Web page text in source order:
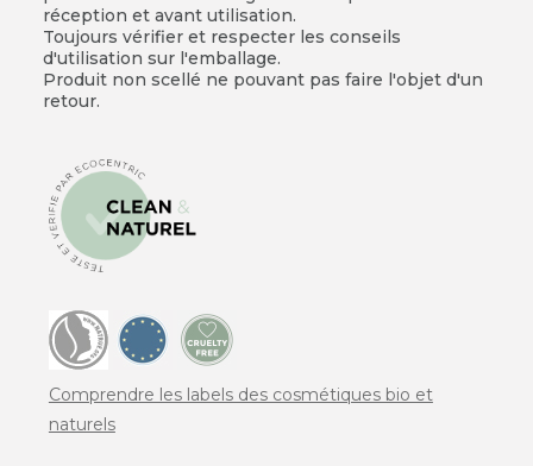
réception et avant utilisation.
Toujours vérifier et respecter les conseils
d'utilisation sur l'emballage.
Produit non scellé ne pouvant pas faire l'objet d'un
retour.
Comprendre les labels des cosmétiques bio et
naturels